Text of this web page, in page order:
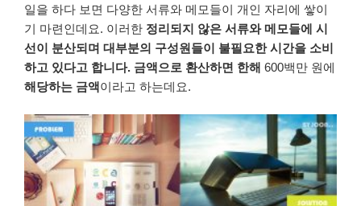
일을 하다 보면 다양한 서류와 메모들이 개인 자리에 쌓이
기 마련인데요. 이러한 정리되지 않은 서류와 메모들에 시
선이 분산되며 대부분의 구성원들이 불필요한 시간을 소비
하고 있다고 합니다. 금액으로 환산하면 한해 600백만 원에
해당하는 금액이라고 하는데요.